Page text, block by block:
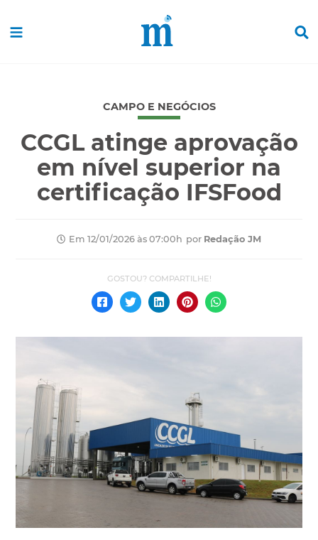
CAMPO E NEGÓCIOS
CCGL atinge aprovação
em nível superior na
certificação IFSFood
Em 12/01/2026 às 07:00h por Redação JM